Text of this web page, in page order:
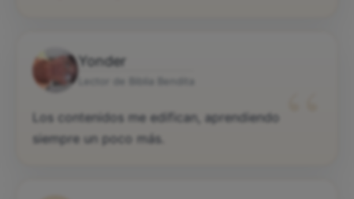
Yonder
Los contenidos me edifican, aprendiendo
siempre un poco más.